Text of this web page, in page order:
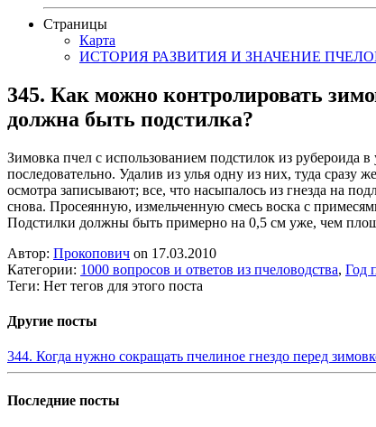
Страницы
Карта
ИСТОРИЯ РАЗВИТИЯ И ЗНАЧЕНИЕ
345. Как можно контролировать
должна быть подстилка?
Зимовка пчел с использованием подстилок из рубероида
последовательно. Удалив из улья одну из них, туда
осмотра записывают; все, что насыпалось из гнезда на
снова. Просеянную, измельченную смесь воска с
Подстилки должны быть примерно на 0,5 см уже, чем
Автор: Прокопович on 17.03.2010
Категории: 1000 вопросов и ответов из пчеловодства, Год
Теги: Нет тегов для этого поста
Другие посты
344. Когда нужно сокращать пчелиное гнездо перед
Последние посты